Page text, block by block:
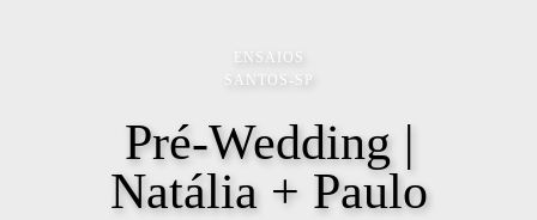
ENSAIOS
SANTOS-SP
Pré-Wedding |
Natália + Paulo